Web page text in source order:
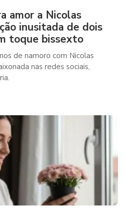
amor a Nicolas
inusitada de dois
toque bissexto
de namoro com Nicolas
nas redes sociais,